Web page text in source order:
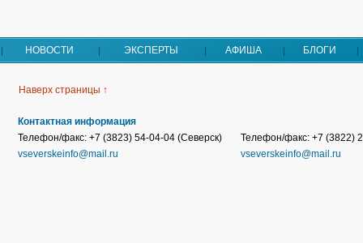
НОВОСТИ ЭКСПЕРТЫ АФИША БЛОГИ
Наверх страницы ↑
Контактная информация
Телефон/факс: +7 (3823) 54-04-04 (Северск)
vseverskeinfo@mail.ru
Телефон/факс: +7 (3822)
vseverskeinfo@mail.ru